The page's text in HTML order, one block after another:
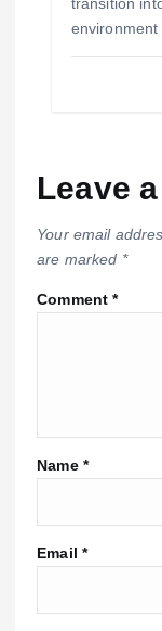
transition
Leave
Your email
are marked *
Comment*
Name *
Email *